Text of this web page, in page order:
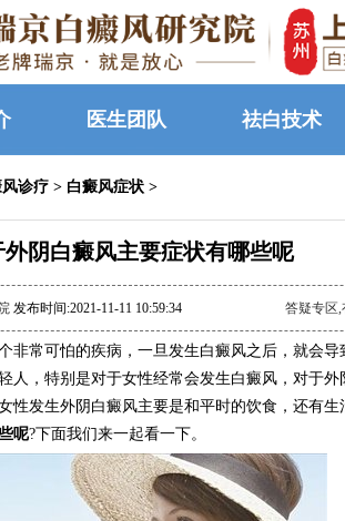
医生团队 祛白技术
诊疗 > 白癜风症状 >
外阴白癜风主要症状有哪些呢
发布时间:2021-11-11 10:59:34 答疑专区
常可怕的疾病，一旦发生白癜风之后，就会导
人，特别是对于女性经常会发生白癜风，对于外
性发生外阴白癜风主要是和平时的饮食，还有生
呢?下面我们来一起看一下。